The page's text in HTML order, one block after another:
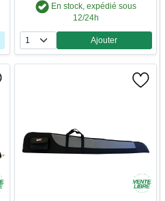
En stock, expédié sous
12/24h
Quantité
Ajouter